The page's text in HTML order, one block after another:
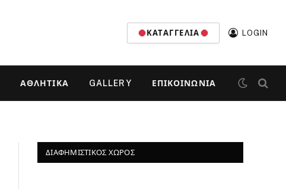
ΚΑΤΑΓΓΕΛΊΑ LOGIN
ΑΘΛΗΤΙΚΆ GALLERY ΕΠΙΚΟΙΝΩΝΊΑ
ΔΙΑΦΗΜΙΣΤΙΚΌΣ ΧΏΡΟΣ